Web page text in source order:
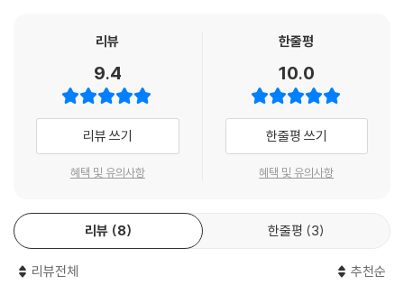
‘새터민’이라는 이름으로 국내에 거주하는 탈북자 수는 이미 1만 명을 넘어
이 생활을 하고 있는 실정이다.
그러나 여러 번의 죽을 고비를 넘기며 남한에서 새로운 보금자리를 찾은
탈북자(새터민)을 바라보는 우리의 시선은 그리 따뜻하지만은 않다. 탈북
자 가운데 누군가는, “남한인들에게 우리는 공부를 많이 했든 돈을 많이 벌
든 그저 무지하고 위험한 이방인일 뿐입니다.”라고 말했다. 생사를 넘나들
북자들 중 “이민을 가고 싶다”고 한 이들은 65~70%였고, 30~50%의
응답자는 “법에 저촉되지 않는다면 다시 돌아가고 싶다”고 털어놓았다고
한다. 그런 그들을 가리켜 남한 사람들은 자본주의나 민주주의에 적응하지
못하는 부적격자 정도로 치부해 버린다. 그러나 실상 그들을 이해하지 못
리뷰
9.4
리뷰 쓰기
혜택 및 유의사항
한줄평
10.0
한줄평 쓰기
혜택 및 유의사항
리뷰 8 한줄평 3
리뷰전체 추천순